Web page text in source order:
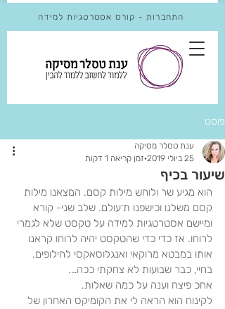
התחברות - קורס אסטרטגיות למידה
פוסט
שיעור בכיף
ענת טסלר מסיקה
25 ביולי 2019
זמן קריאה 1 דקות
הוא מגיע שר ולוחש מילות קסם. המצאנו מילות
קסם משלנו וכישפנו ת׳עולם. שלב שני- קורא
ומיישם אסטרטגיות למידה על טקסט שלא לגמרי
לרוחו. אז כדי כדי שהטקסט יהיה לרוחו קראנו
אותו במבטא מרוקאי ואנגלוסאקסי לחילופים.
בחיי, כבר שבועות לא צחקתי ככה….
אחכ פיצח וענה על כמה שאלות.
לקינוח הוא הראה לי את הקומיקס האחרון של